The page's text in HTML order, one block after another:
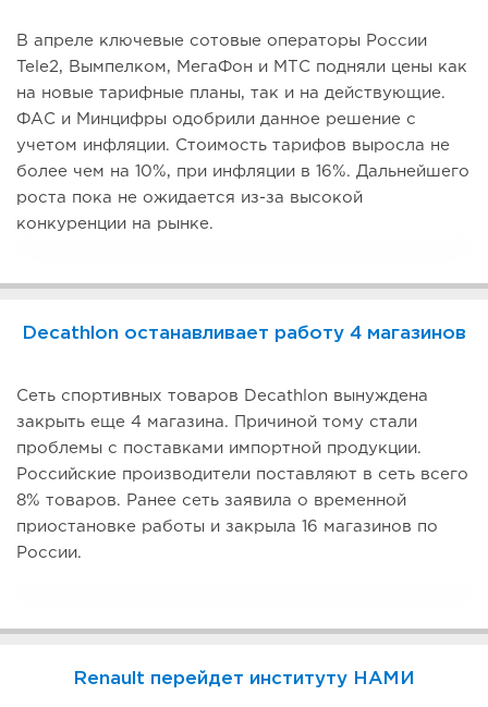
В апреле ключевые сотовые операторы России
Tele2, Вымпелком, МегаФон и МТС подняли цены как
на новые тарифные планы, так и на действующие.
ФАС и Минцифры одобрили данное решение с
учетом инфляции. Стоимость тарифов выросла не
более чем на 10%, при инфляции в 16%. Дальнейшего
роста пока не ожидается из-за высокой
конкуренции на рынке.
Decathlon останавливает работу 4 магазинов
Сеть спортивных товаров Decathlon вынуждена
закрыть еще 4 магазина. Причиной тому стали
проблемы с поставками импортной продукции.
Российские производители поставляют в сеть всего
8% товаров. Ранее сеть заявила о временной
приостановке работы и закрыла 16 магазинов по
России.
Renault перейдет институту НАМИ